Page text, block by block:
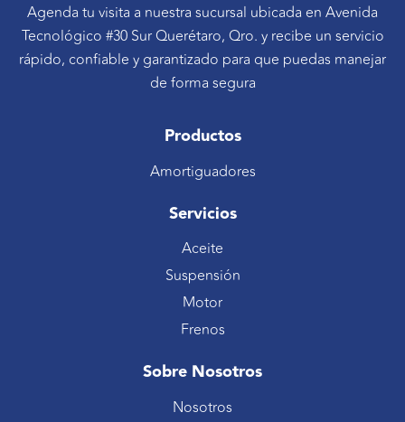
Agenda tu visita a nuestra sucursal ubicada en Avenida
Tecnológico #30 Sur Querétaro, Qro. y recibe un servicio
rápido, confiable y garantizado para que puedas manejar
de forma segura
Productos
Amortiguadores
Servicios
Aceite
Suspensión
Motor
Frenos
Sobre Nosotros
Nosotros